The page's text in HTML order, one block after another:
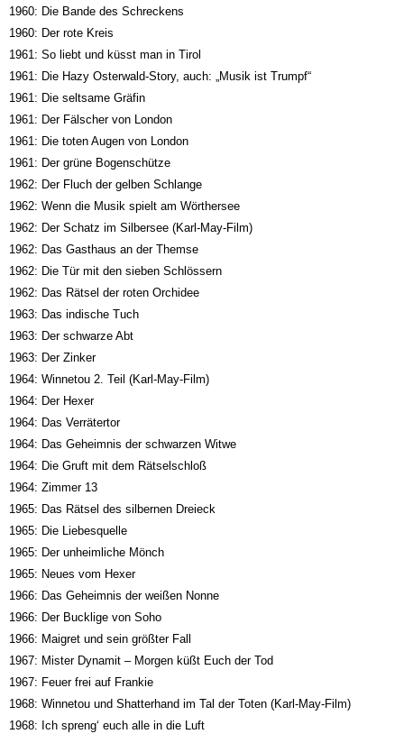
1960: Die Bande des Schreckens
1960: Der rote Kreis
1961: So liebt und küsst man in Tirol
1961: Die Hazy Osterwald-Story, auch: „Musik ist Trumpf“
1961: Die seltsame Gräfin
1961: Der Fälscher von London
1961: Die toten Augen von London
1961: Der grüne Bogenschütze
1962: Der Fluch der gelben Schlange
1962: Wenn die Musik spielt am Wörthersee
1962: Der Schatz im Silbersee (Karl-May-Film)
1962: Das Gasthaus an der Themse
1962: Die Tür mit den sieben Schlössern
1962: Das Rätsel der roten Orchidee
1963: Das indische Tuch
1963: Der schwarze Abt
1963: Der Zinker
1964: Winnetou 2. Teil (Karl-May-Film)
1964: Der Hexer
1964: Das Verrätertor
1964: Das Geheimnis der schwarzen Witwe
1964: Die Gruft mit dem Rätselschloß
1964: Zimmer 13
1965: Das Rätsel des silbernen Dreieck
1965: Die Liebesquelle
1965: Der unheimliche Mönch
1965: Neues vom Hexer
1966: Das Geheimnis der weißen Nonne
1966: Der Bucklige von Soho
1966: Maigret und sein größter Fall
1967: Mister Dynamit – Morgen küßt Euch der Tod
1967: Feuer frei auf Frankie
1968: Winnetou und Shatterhand im Tal der Toten (Karl-May-Film)
1968: Ich spreng‘ euch alle in die Luft